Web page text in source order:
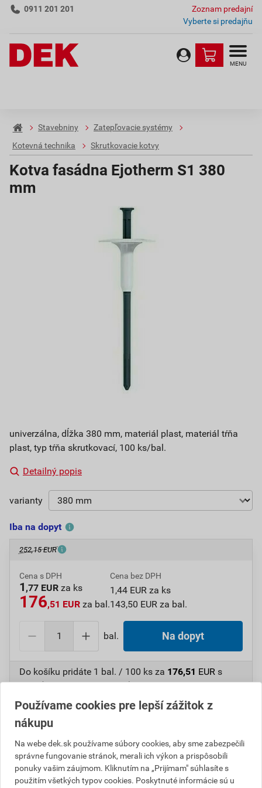
0911 201 201
Zoznam predajní
Vyberte si predajňu
MENU
Stavebniny
Zatepľovacie systémy
Kotevná technika
Skrutkovacie kotvy
Kotva fasádna Ejotherm S1 380
mm
univerzálna, dĺžka 380 mm, materiál plast, materiál tŕňa
plast, typ tŕňa skrutkovací, 100 ks/bal.
Detailný popis
varianty
Iba na dopyt
252,15 EUR
Cena s DPH
1 ,77 EUR za ks
176,51 EUR za bal.
Cena bez DPH
1,44 EUR za ks
143,50 EUR za bal.
bal. Na dopyt
Do košíku pridáte 1 bal. / 100 ks za 176,51 EUR s
DPH (143,50EURbez DPH).
Číslo položky:1615206656
Katalógový kód: T6UPK
Výrobca EJOT
Popis
Používame cookies pre lepší zážitok z
nákupu
Na webe dek.sk používame súbory cookies, aby sme zabezpečili
správne fungovanie stránok, merali ich výkon a prispôsobili
ponuky vašim záujmom. Kliknutím na „Prijímam" súhlasíte s
použitím všetkých typov cookies. Poskytnuté informácie sú u